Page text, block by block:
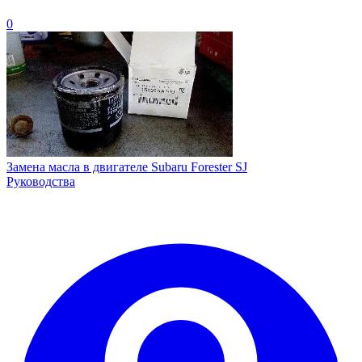
0
Замена масла в двигателе Subaru Forester SJ
Руководства